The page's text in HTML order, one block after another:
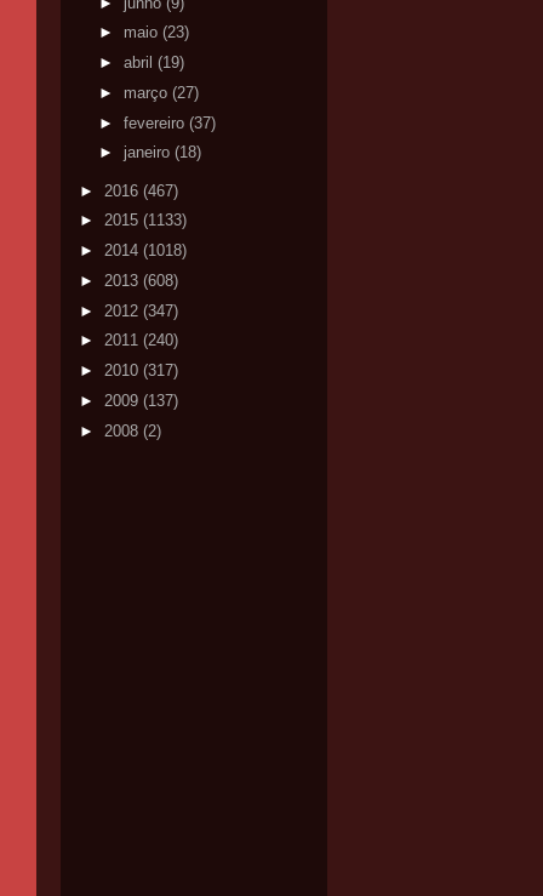
► maio (23)
► abril (19)
► março (27)
► fevereiro (37)
► janeiro (18)
► 2016 (467)
► 2015 (1133)
► 2014 (1018)
► 2013 (608)
► 2012 (347)
► 2011 (240)
► 2010 (317)
► 2009 (137)
► 2008 (2)